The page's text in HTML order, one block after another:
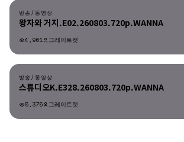
방송/동영상
왕자와 거지.E02.260803.720p.WANNA
4,961 그레이트캣
방송/동영상
방송/동영상
스튜디오K.E328.260803.720p.WANNA
5,375 그레이트캣